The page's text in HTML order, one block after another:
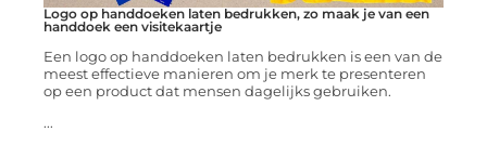
Logo op handdoeken laten bedrukken, zo maak je van een
handdoek een visitekaartje
Een logo op handdoeken laten bedrukken is een van de
meest effectieve manieren om je merk te presenteren
op een product dat mensen dagelijks gebruiken.
...